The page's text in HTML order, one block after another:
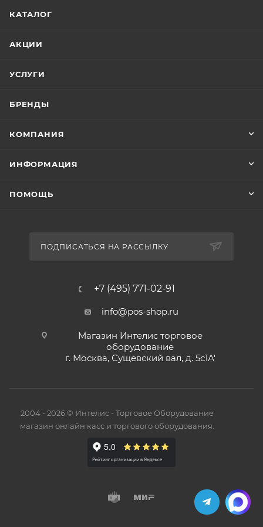
относительно недорогие, просты в
размеры и позволят вам с легкостью
самостоятельно.
выдерживающие значительные
способны напечатать за сутки от 4000
размера этикетки, а некоторые
остановки. Данные устройства
КАТАЛОГ
АКЦИИ
УСЛУГИ
БРЕНДЫ
КОМПАНИЯ
ИНФОРМАЦИЯ
ПОМОЩЬ
ПОДПИСАТЬСЯ НА РАССЫЛКУ
+7 (495) 771-02-91
info@pos-shop.ru
Магазин Интелис торговое
оборудование
г. Москва, Сущевский вал, д. 5с1А'
2004 - 2026 © Интелис - Торговое Оборудование
магазин онлайн касс и торгового оборудования.